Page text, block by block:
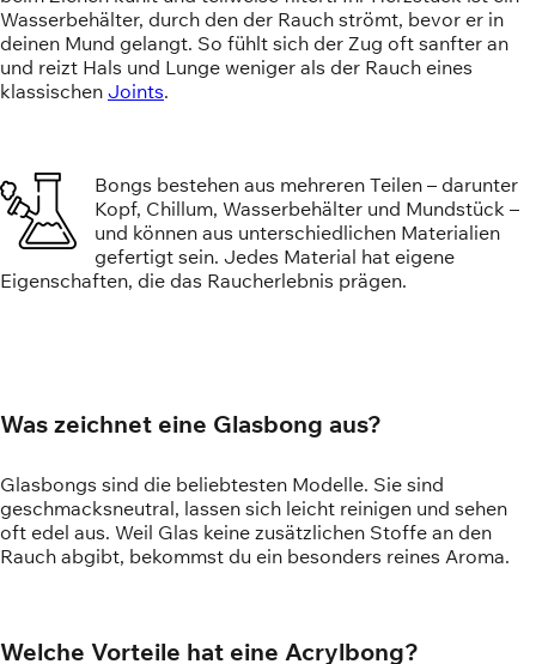
Wasserbehälter, durch den der Rauch strömt, bevor er in
deinen Mund gelangt. So fühlt sich der Zug oft sanfter an
und reizt Hals und Lunge weniger als der Rauch eines
klassischen Joints.
Bongs bestehen aus mehreren Teilen – darunter
Kopf, Chillum, Wasserbehälter und Mundstück –
und können aus unterschiedlichen Materialien
gefertigt sein. Jedes Material hat eigene
Eigenschaften, die das Raucherlebnis prägen.
Was zeichnet eine Glasbong aus?
Glasbongs sind die beliebtesten Modelle. Sie sind
geschmacksneutral, lassen sich leicht reinigen und sehen
oft edel aus. Weil Glas keine zusätzlichen Stoffe an den
Rauch abgibt, bekommst du ein besonders reines Aroma.
Welche Vorteile hat eine Acrylbong?